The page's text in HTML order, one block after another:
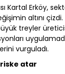
Kartal Erköy,
altını
treyler
vurguladı.
atar